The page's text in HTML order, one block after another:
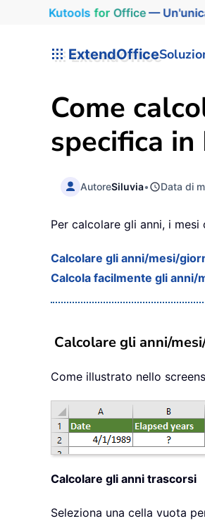
Kutools for Office—
ExtendOffice
Come
specifica in
AutoreSiluvia• Data di
Per calcolare gli anni, i
Calcolare gli anni/mesi/
Calcola facilmente gli anni/
Calcolare gli anni/
Come illustrato nello
Calcolare gli anni trascorsi
Seleziona una cella vuota